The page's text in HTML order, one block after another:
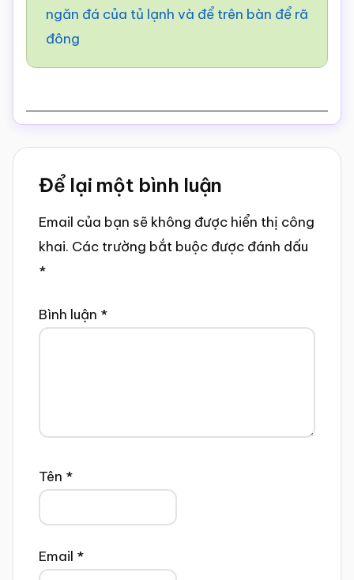
ngăn đá của tủ lạnh và để trên bàn để rã
đông
Reader
Interactions
Để lại một bình luận
Email của bạn sẽ không được hiển thị công
khai. Các trường bắt buộc được đánh dấu
*
Bình luận *
Tên *
Email *